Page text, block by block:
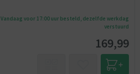
Vandaag voor 17:00 uur besteld, dezelfde werkdag
verstuurd
169,99